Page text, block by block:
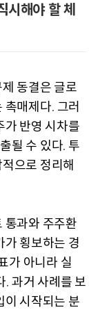
시해야 할 체
동결은 글로
촉매제다. 그러
가 반영 시차를
될 수 있다. 투
으로 정리해
통과와 주주환
가 횡보하는 경
가 아니라 실
. 과거 사례를 보
이 시작되는 분